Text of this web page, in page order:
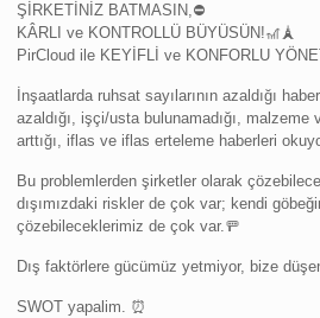
ŞİRKETİNİZ BATMASIN,⛔️
KÂRLI ve KONTROLLÜ BÜYÜSÜN!🎢🗼
PirCloud ile KEYİFLİ ve KONFORLU
İnşaatlarda ruhsat sayılarının azaldığı
azaldığı, işçi/usta bulunamadığı,
arttığı, iflas ve iflas erteleme haberleri
Bu problemlerden şirketler olarak
dışımızdaki riskler de çok var; kendi
çözebileceklerimiz de çok var.🚥
Dış faktörlere gücümüz yetmiyor, bize
SWOT yapalim. ⏰️